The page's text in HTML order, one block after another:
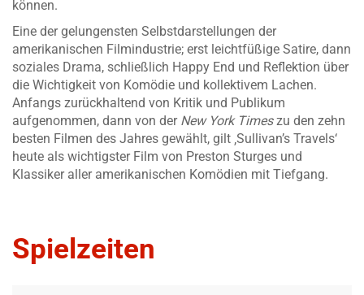
können.
Eine der gelungensten Selbstdarstellungen der
amerikanischen Filmindustrie; erst leichtfüßige Satire, dann
soziales Drama, schließlich Happy End und Reflektion über
die Wichtigkeit von Komödie und kollektivem Lachen.
Anfangs zurückhaltend von Kritik und Publikum
aufgenommen, dann von der New York Timeszu den zehn
besten Filmen des Jahres gewählt, gilt ‚Sullivan’s Travels‘
heute als wichtigster Film von Preston Sturges und
Klassiker aller amerikanischen Komödien mit Tiefgang.
Spielzeiten